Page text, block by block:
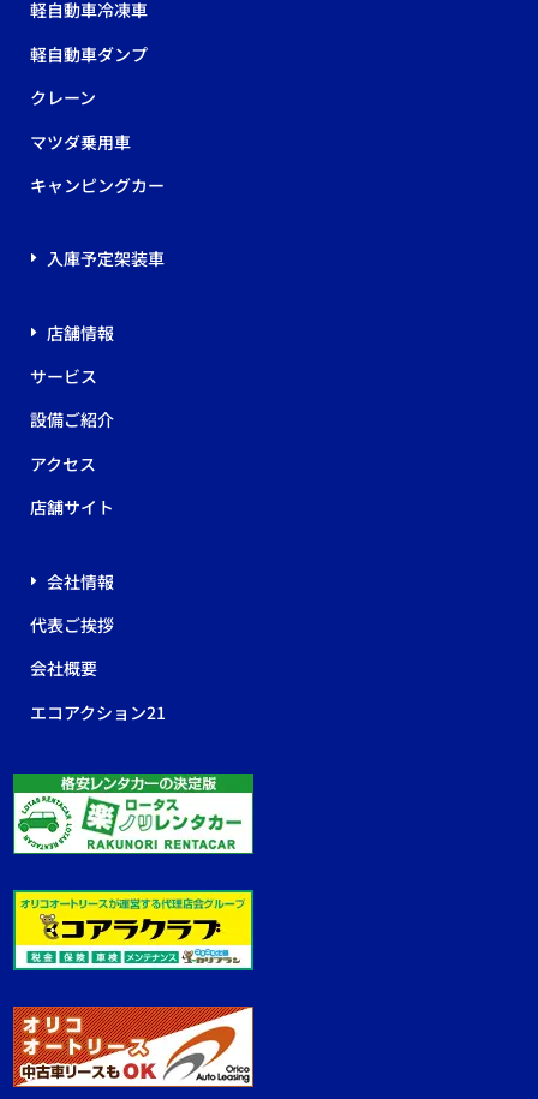
軽自動車冷凍車
軽自動車ダンプ
クレーン
マツダ乗用車
キャンピングカー
入庫予定架装車
店舗情報
サービス
設備ご紹介
アクセス
店舗サイト
会社情報
代表ご挨拶
会社概要
エコアクション21